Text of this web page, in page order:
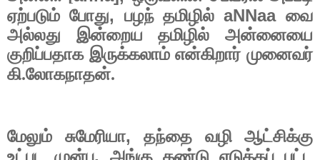
ஏற்படும் போது, பழந் தமிழில்aNNaaவை
அல்லது இன்றைய தமிழில் அன்னையை
குறிப்பதாக இருக்கலாம் என்கிறார் முனைவர்
கி.லோகநாதன்.
மேலும் சுமேரியா, தந்தை வழி ஆட்சிக்கு
,